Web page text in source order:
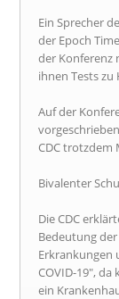
Ein Sprecher
der Epoch
der Konferenz
ihnen Tests
Auf der
CDC trotzdem
Bivalenter
Die CDC
Bedeutung
Erkrankungen
COVID-19",
ein